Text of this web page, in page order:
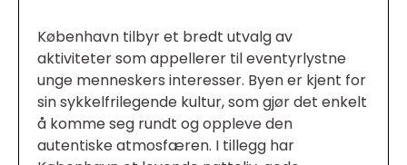
København tilbyr et bredt utvalg av
aktiviteter som appellerer til eventyrlystne
unge menneskers interesser. Byen er kjent for
sin sykkelfrilegende kultur, som gjør det enkelt
å komme seg rundt og oppleve den
autentiske atmosfæren. I tillegg har